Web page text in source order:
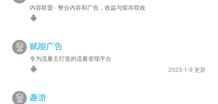
内容联盟 - 整合内容和广告，收益与留存双收
赋能广告
专为流量主打造的流量变现平台
2023-1-9 更新
趣游